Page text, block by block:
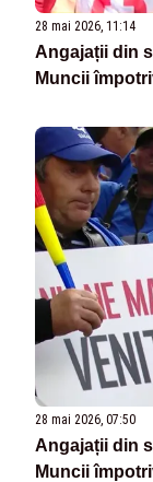
28 mai 2026, 11:14
Angajații din
Muncii
28 mai 2026, 07:50
Angajații din
Muncii